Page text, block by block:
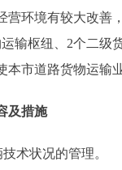
营环境有较大改善
输枢纽、2个二级
本市道路货物运输
及措施
术状况的管理。